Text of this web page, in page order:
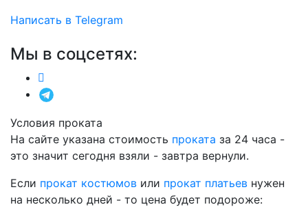
Написать в Telegram
Мы в соцсетях:
Условия проката
На сайте указана стоимость проката за 24 часа -
это значит сегодня взяли - завтра вернули.
Если прокат костюмов или прокат платьев нужен
на несколько дней - то цена будет подороже: